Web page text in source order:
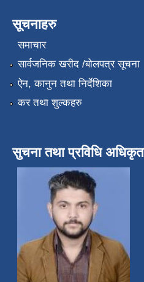
सूचनाहरु
समाचार
सार्वजनिक खरीद /बोलपत्र सूचना
ऐन, कानुन तथा निर्देशिका
कर तथा शुल्कहरु
सुचना तथा प्रविधि अधिकृत